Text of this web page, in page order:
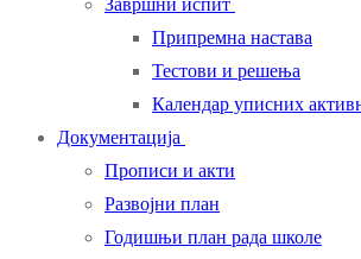
Завршни испит
Припремна настава
Тестови и решења
Календар уписних
Документација
Прописи и акти
Развојни план
Годишњи план рада школе